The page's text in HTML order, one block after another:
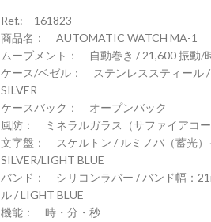
Ref.: 161823
商品名： AUTOMATIC WATCH MA-1
ムーブメント： 自動巻き / 21,600 振動/
ケース/ベゼル： ステンレススティール /
SILVER
ケースバック： オープンバック
風防： ミネラルガラス（サファイアコー
文字盤： スケルトン / ルミノバ（蓄光）
SILVER/LIGHT BLUE
バンド： シリコンラバー / バンド幅：
ル / LIGHT BLUE
機能： 時・分・秒